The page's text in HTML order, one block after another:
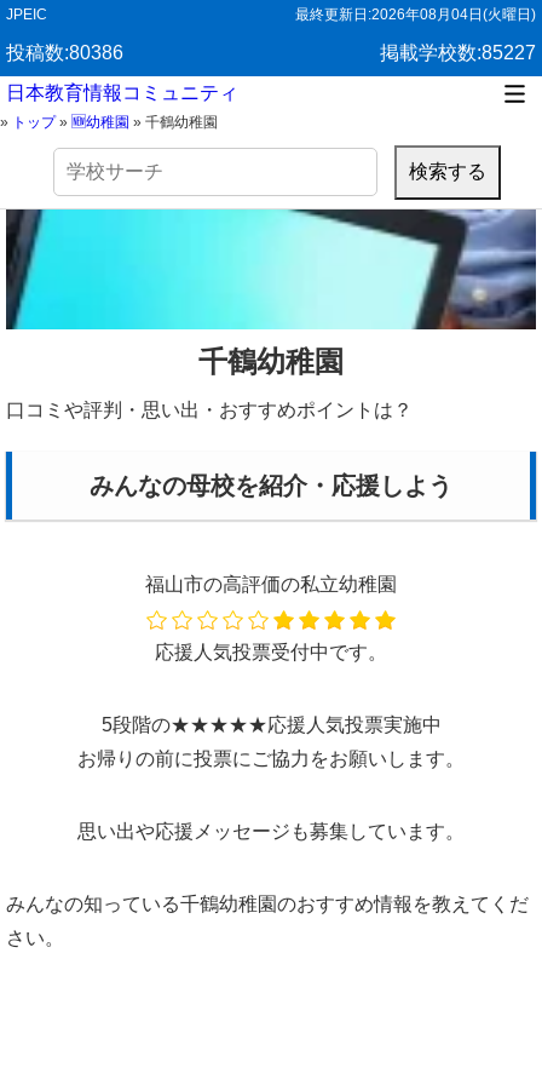
JPEIC 最終更新日:2026年08月04日(火曜日)
投稿数:80386
掲載学校数:85227
日本教育情報コミュニティ
» トップ» 🆕幼稚園 » 千鶴幼稚園
検
千鶴幼稚園
口コミや評判・思い出・おすすめポイントは？
みんなの母校を紹介・応援しよう
福山市の高評価の私立幼稚園
応援人気投票受付中です。
5段階の★★★★★応援人気投票実施中
お帰りの前に投票にご協力をお願いします。
思い出や応援メッセージも募集しています。
みんなの知っている千鶴幼稚園のおすすめ情報を教えてくだ
さい。